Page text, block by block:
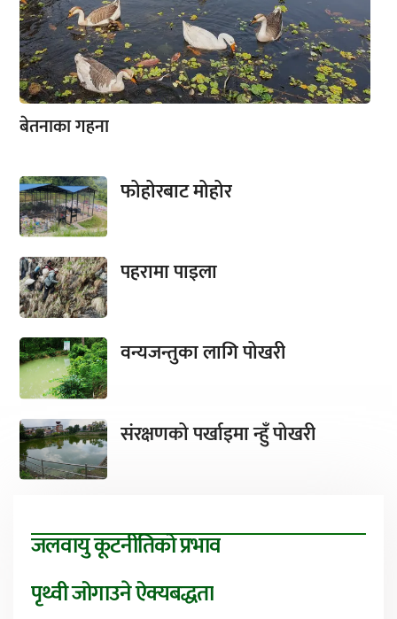
बेतनाका गहना
फोहोरबाट मोहोर
पहरामा पाइला
वन्यजन्तुका लागि पोखरी
संरक्षणको पर्खाइमा न्हुँ पोखरी
जलवायु कूटनीतिको प्रभाव
पृथ्वी जोगाउने ऐक्यबद्धता